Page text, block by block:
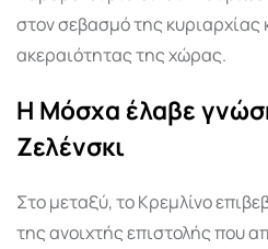
στον σεβασμό της κυριαρχίας
ακεραιότητας της χώρας.
Η Μόσχα έλαβε
Ζελένσκι
Στο μεταξύ, το Κρεμλίνο
της ανοιχτής επιστολής που